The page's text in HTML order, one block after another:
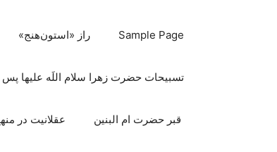
Sample Page راز «استون‌هنج»
تسبیحات حضرت زهرا سلام اللَه علیها
قبر حضرت ام البنین عقلانیت در